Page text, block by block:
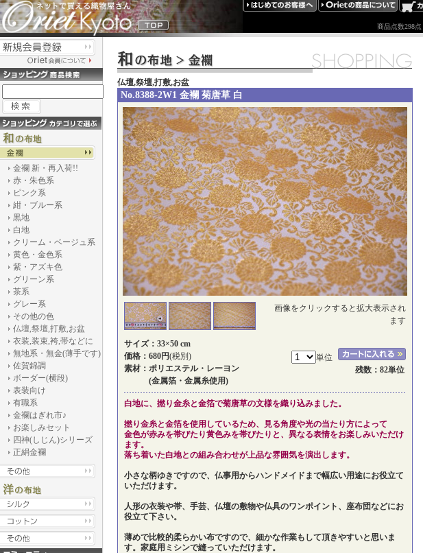
商品点数298点
金襴 新・再入荷!!
赤・朱色系
ピンク系
紺・ブルー系
黒地
白地
クリーム・ベージュ系
黄色・金色系
紫・アズキ色
グリーン系
茶系
グレー系
その他の色
仏壇,祭壇,打敷,お盆
衣装,装束,袴,帯などに
無地系・無金(薄手です)
佐賀錦調
ボーダー(横段)
表装向け
有職系
金襴はぎれ市♪
お楽しみセット
四神(しじん)シリーズ
正絹金襴
仏壇,祭壇,打敷,お盆
No.8388-2W1 金襴 菊唐草 白
画像をクリックすると拡大表示され
ます
サイズ：33×50 cm
価格：680円(税別)
素材：ポリエステル・レーヨン
(金属箔・金属糸使用)
単位
残数：82単位
白地に、撚り金糸と金箔で菊唐草の文様を織り込みました。
撚り金糸と金箔を使用しているため、見る角度や光の当たり方によって
金色が赤みを帯びたり黄色みを帯びたりと、異なる表情をお楽しみいただけ
ます。
落ち着いた白地との組み合わせが上品な雰囲気を演出します。
小さな柄ゆきですので、仏事用からハンドメイドまで幅広い用途にお役立て
いただけます。
人形の衣装や帯、手芸、仏壇の敷物や仏具のワンポイント、座布団などにお
役立て下さい。
薄めで比較的柔らかい布ですので、細かな作業もして頂きやすいと思いま
す。家庭用ミシンで縫っていただけます。